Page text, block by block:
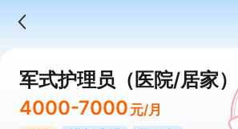
军式护理员（医院/居家）
4000-7000 元/月